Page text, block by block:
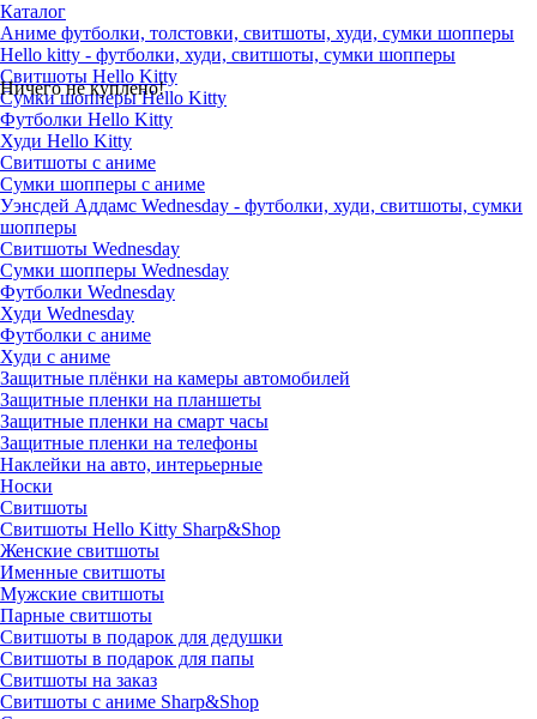
Ничего не куплено!
Каталог
Аниме футболки, толстовки, свитшоты, худи, сумки шопперы
Hello kitty - футболки, худи, свитшоты, сумки шопперы
Свитшоты Hello Kitty
Сумки шопперы Hello Kitty
Футболки Hello Kitty
Худи Hello Kitty
Свитшоты с аниме
Сумки шопперы с аниме
Уэнсдей Аддамс Wednesday - футболки, худи, свитшоты, сумки
шопперы
Свитшоты Wednesday
Сумки шопперы Wednesday
Футболки Wednesday
Худи Wednesday
Футболки с аниме
Худи с аниме
Защитные плёнки на камеры автомобилей
Защитные пленки на планшеты
Защитные пленки на смарт часы
Защитные пленки на телефоны
Наклейки на авто, интерьерные
Носки
Свитшоты
Cвитшоты Hello Kitty Sharp&Shop
Женские свитшоты
Именные свитшоты
Мужские свитшоты
Парные свитшоты
Свитшоты в подарок для дедушки
Свитшоты в подарок для папы
Свитшоты на заказ
Свитшоты с аниме Sharp&Shop